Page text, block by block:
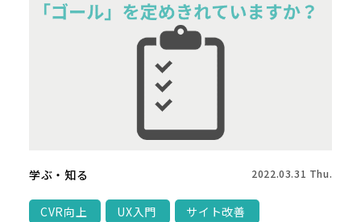
学ぶ・知る 2022.03.31 Thu.
CVR向上 UX入門
サイト改善